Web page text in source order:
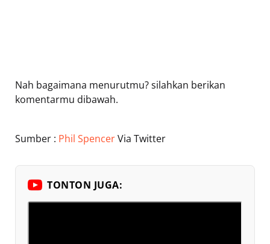
Nah bagaimana menurutmu? silahkan berikan
komentarmu dibawah.
Sumber : Phil SpencerVia Twitter
TONTON JUGA: